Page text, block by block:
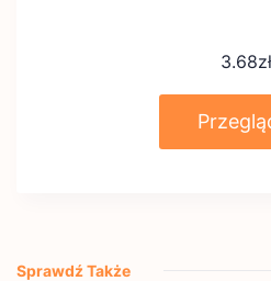
3.68zł
Sprawdź Także